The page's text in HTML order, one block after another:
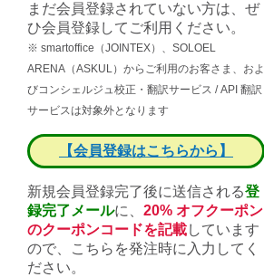
まだ会員登録されていない方は、ぜ
ひ会員登録してご利用ください。
※ smartoffice（JOINTEX）、SOLOEL
ARENA（ASKUL）からご利用のお客さま、およ
びコンシェルジュ校正・翻訳サービス / API 翻訳
サービスは対象外となります
【会員登録はこちらから】
新規会員登録完了後に送信される登
録完了メールに、 20% オフクーポン
のクーポンコードを記載しています
ので、こちらを発注時に入力してく
ださい。